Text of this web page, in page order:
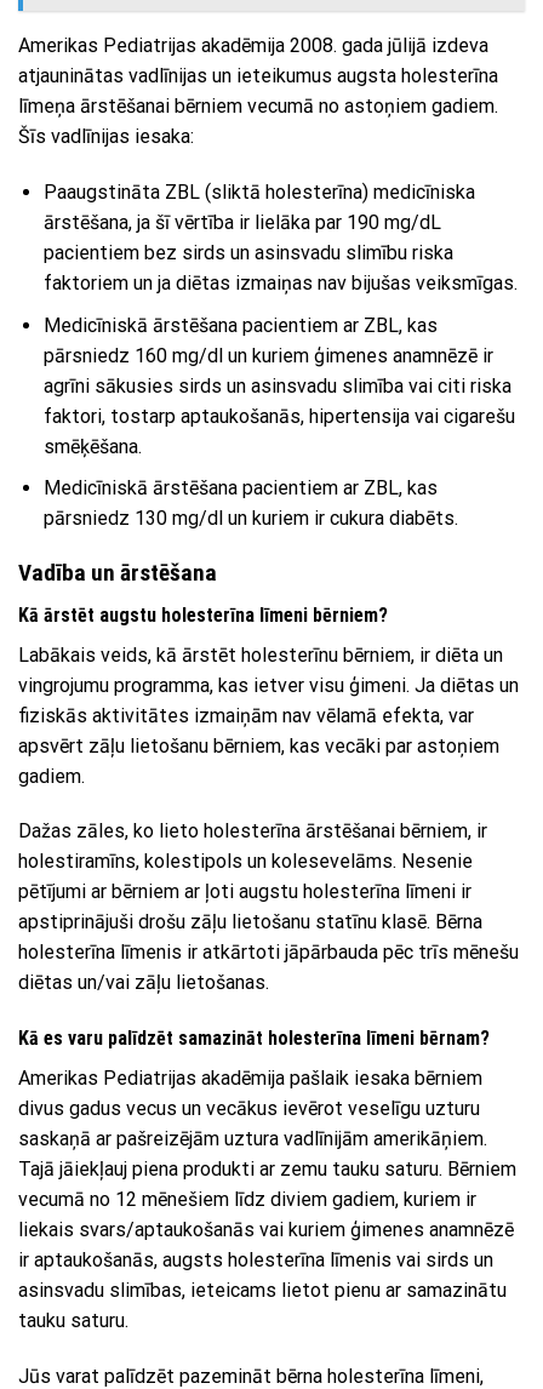
Amerikas Pediatrijas akadēmija 2008. gada jūlijā izdeva
atjauninātas vadlīnijas un ieteikumus augsta holesterīna
līmeņa ārstēšanai bērniem vecumā no astoņiem gadiem.
Šīs vadlīnijas iesaka:
Paaugstināta ZBL (sliktā holesterīna) medicīniska
ārstēšana, ja šī vērtība ir lielāka par 190 mg/dL
pacientiem bez sirds un asinsvadu slimību riska
faktoriem un ja diētas izmaiņas nav bijušas veiksmīgas.
Medicīniskā ārstēšana pacientiem ar ZBL, kas
pārsniedz 160 mg/dl un kuriem ģimenes anamnēzē ir
agrīni sākusies sirds un asinsvadu slimība vai citi riska
faktori, tostarp aptaukošanās, hipertensija vai cigarešu
smēķēšana.
Medicīniskā ārstēšana pacientiem ar ZBL, kas
pārsniedz 130 mg/dl un kuriem ir cukura diabēts.
Vadība un ārstēšana
Kā ārstēt augstu holesterīna līmeni bērniem?
Labākais veids, kā ārstēt holesterīnu bērniem, ir diēta un
vingrojumu programma, kas ietver visu ģimeni. Ja diētas un
fiziskās aktivitātes izmaiņām nav vēlamā efekta, var
apsvērt zāļu lietošanu bērniem, kas vecāki par astoņiem
gadiem.
Dažas zāles, ko lieto holesterīna ārstēšanai bērniem, ir
holestiramīns, kolestipols un kolesevelāms. Nesenie
pētījumi ar bērniem ar ļoti augstu holesterīna līmeni ir
apstiprinājuši drošu zāļu lietošanu statīnu klasē. Bērna
holesterīna līmenis ir atkārtoti jāpārbauda pēc trīs mēnešu
diētas un/vai zāļu lietošanas.
Kā es varu palīdzēt samazināt holesterīna līmeni bērnam?
Amerikas Pediatrijas akadēmija pašlaik iesaka bērniem
divus gadus vecus un vecākus ievērot veselīgu uzturu
saskaņā ar pašreizējām uztura vadlīnijām amerikāņiem.
Tajā jāiekļauj piena produkti ar zemu tauku saturu. Bērniem
vecumā no 12 mēnešiem līdz diviem gadiem, kuriem ir
liekais svars/aptaukošanās vai kuriem ģimenes anamnēzē
ir aptaukošanās, augsts holesterīna līmenis vai sirds un
asinsvadu slimības, ieteicams lietot pienu ar samazinātu
tauku saturu.
Jūs varat palīdzēt pazemināt bērna holesterīna līmeni,